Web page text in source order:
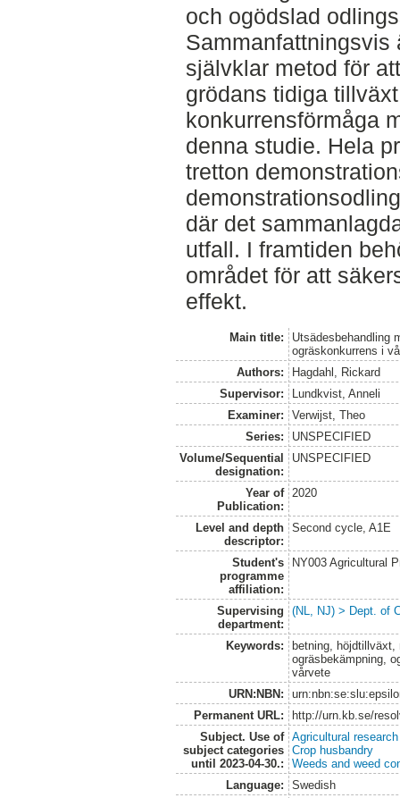
och ogödslad
Sammanfattningsvis
självklar metod för
grödans tidiga
konkurrensförmåga
denna studie. Hela
tretton
där det
utfall. I framtiden
området för att
effekt.
Main title:
Utsädesbehandling
ogräskonkurrens i
Authors:
Hagdahl, Rickard
Supervisor:
Lundkvist, Anneli
Examiner:
Verwijst, Theo
Series:
UNSPECIFIED
Volume/Sequential
designation:
UNSPECIFIED
Year of
Publication:
2020
Level and depth
descriptor:
Second cycle, A1E
Student's
programme
affiliation:
NY003 Agricultural
Supervising
department:
(NL, NJ) > Dept. of
Keywords:
betning,
ogräsbekämpning,
vårvete
URN:NBN:
Permanent URL:
http://urn.kb.se/
Subject. Use of
subject categories
until 2023-04-30.:
Agricultural research
Crop husbandry
Weeds and weed
Language:
Swedish